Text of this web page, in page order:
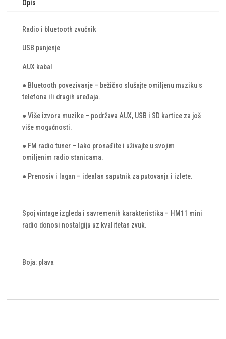
Opis
Radio i bluetooth zvučnik
USB punjenje
AUX kabal
● Bluetooth povezivanje – bežično slušajte omiljenu muziku s
telefona ili drugih uređaja.
● Više izvora muzike – podržava AUX, USB i SD kartice za još
više mogućnosti.
● FM radio tuner – lako pronađite i uživajte u svojim
omiljenim radio stanicama.
● Prenosiv i lagan – idealan saputnik za putovanja i izlete.
Spoj vintage izgleda i savremenih karakteristika – HM11 mini
radio donosi nostalgiju uz kvalitetan zvuk.
Boja: plava